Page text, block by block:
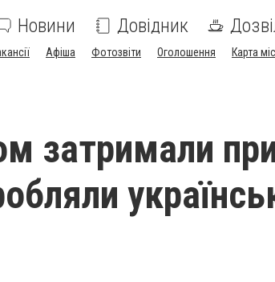
Новини Довідник
Афіша Фотозвіти Оголошення Карта
затримали